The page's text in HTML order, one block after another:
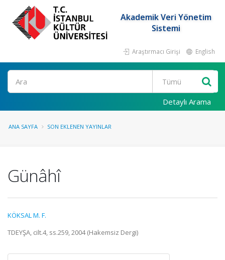
Akademik Veri Yönetim
Sistemi
Araştırmacı Girişi English
Ara
Detaylı Arama
ANA SAYFA SON EKLENEN YAYINLAR
Günâhî
KÖKSAL M. F.
TDEYŞA, cilt.4, ss.259, 2004 (Hakemsiz Dergi)